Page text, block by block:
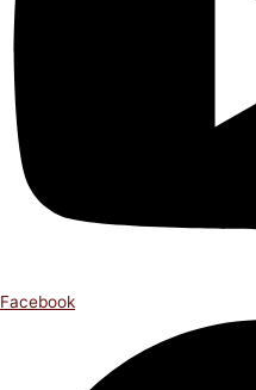
Facebook